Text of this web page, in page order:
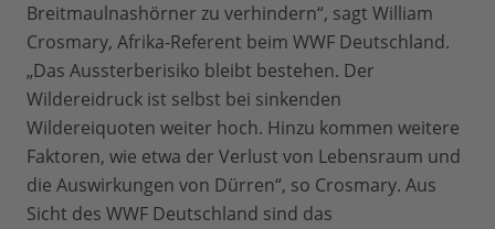
Breitmaulnashörner zu verhindern“, sagt William
Crosmary, Afrika-Referent beim WWF Deutschland.
„Das Aussterberisiko bleibt bestehen. Der
Wildereidruck ist selbst bei sinkenden
Wildereiquoten weiter hoch. Hinzu kommen weitere
Faktoren, wie etwa der Verlust von Lebensraum und
die Auswirkungen von Dürren“, so Crosmary. Aus
Sicht des WWF Deutschland sind das